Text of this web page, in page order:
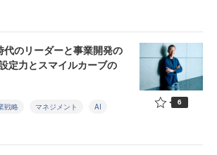
代のリーダーと事業開発の
定力とスマイルカーブの
戦略 マネジメント AI 6